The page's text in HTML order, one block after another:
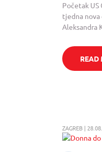
Početak
tjedna nova
Aleksandra
READ
ZAGREB |